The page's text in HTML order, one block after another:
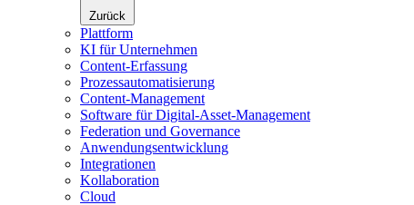
Zurück
Plattform
KI für Unternehmen
Content-Erfassung
Prozessautomatisierung
Content-Management
Software für Digital-Asset-Management
Federation und Governance
Anwendungsentwicklung
Integrationen
Kollaboration
Cloud